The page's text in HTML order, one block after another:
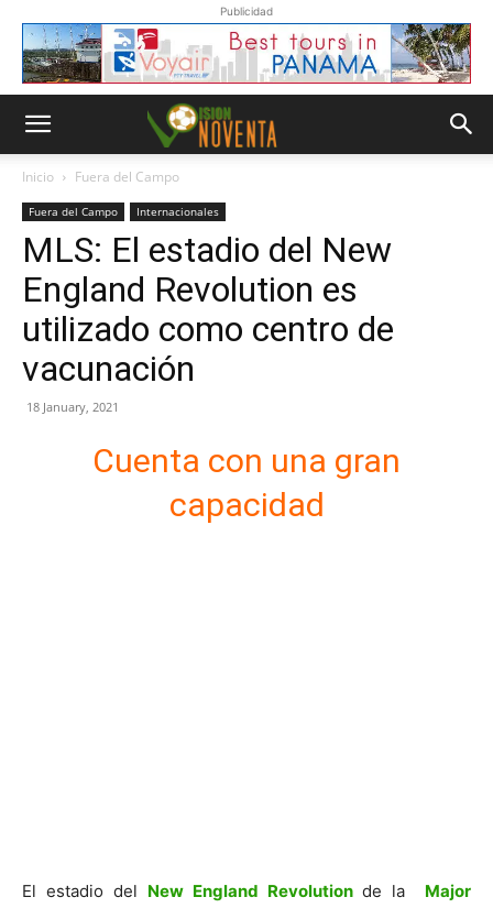
Publicidad
Inicio Fuera del Campo
Fuera del Campo Internacionales
MLS: El estadio del New
England Revolution es
utilizado como centro de
vacunación
18 January, 2021
Cuenta con una gran
capacidad
El estadio del New England Revolution de la Major